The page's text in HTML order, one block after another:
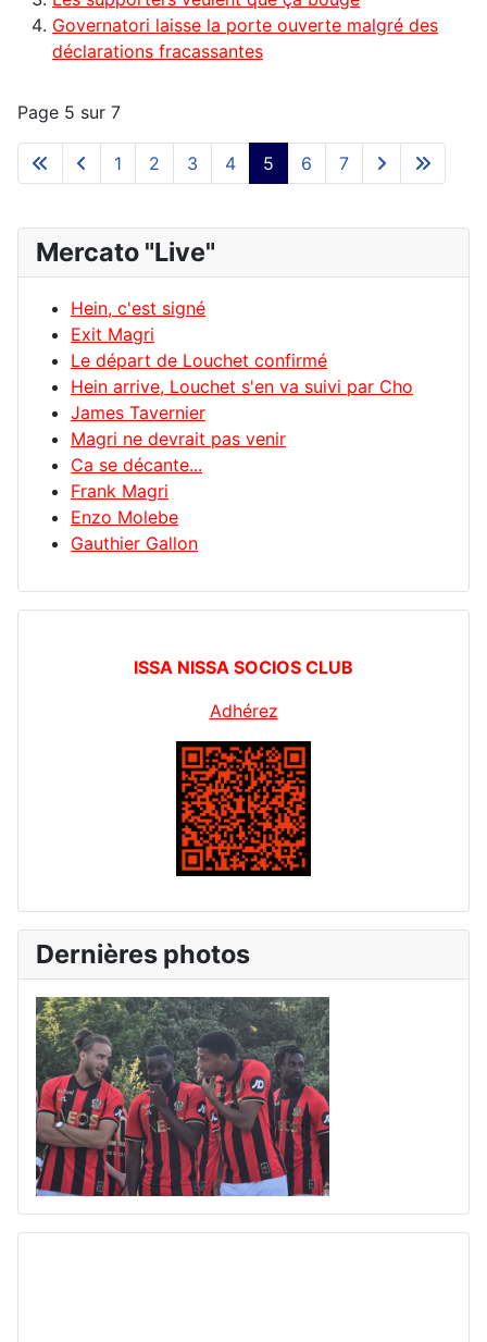
Governatori laisse la porte ouverte malgré des
déclarations fracassantes
Page 5 sur 7
1 2 3 4 5 6 7
Mercato "Live"
Hein, c'est signé
Exit Magri
Le départ de Louchet confirmé
Hein arrive, Louchet s'en va suivi par Cho
James Tavernier
Magri ne devrait pas venir
Ca se décante...
Frank Magri
Enzo Molebe
Gauthier Gallon
ISSA NISSA SOCIOS CLUB
Adhérez
Dernières photos